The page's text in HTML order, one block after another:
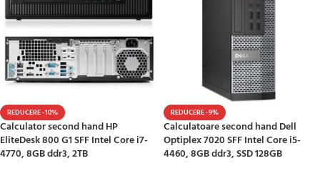
REDUCERE -10%
Calculator second hand HP
EliteDesk 800 G1 SFF Intel Core i7-
4770, 8GB ddr3, 2TB
REDUCERE -9%
Calculatoare second hand Dell
Optiplex 7020 SFF Intel Core i5-
4460, 8GB ddr3, SSD 128GB